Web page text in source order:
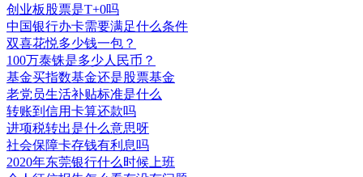
创业板股票是T+0吗
中国银行办卡需要满足什么条件
双喜花悦多少钱一包？
100万泰铢是多少人民币？
基金买指数基金还是股票基金
老党员生活补贴标准是什么
转账到信用卡算还款吗
进项税转出是什么意思呀
社会保障卡存钱有利息吗
2020年东莞银行什么时候上班